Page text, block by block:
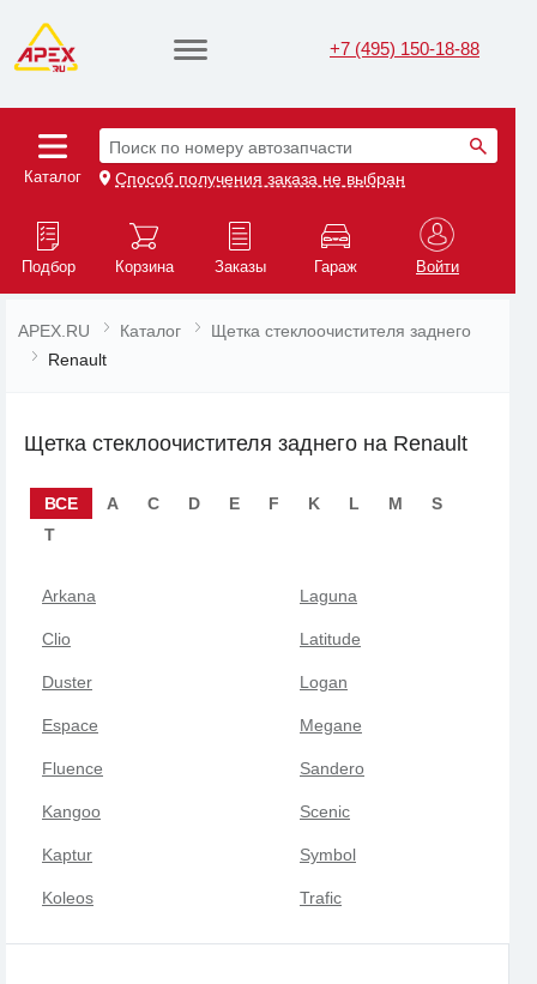
+7 (495) 150-18-88
Каталог
Поиск по номеру автозапчасти
Способ получения заказа не выбран
Подбор Корзина Заказы Гараж Войти
APEX.RU Каталог
Щетка стеклоочистителя заднего
Renault
Щетка стеклоочистителя заднего на Renault
ВСЕ A C D E F K L M
S
T
Arkana
Clio
Duster
Espace
Fluence
Kangoo
Kaptur
Koleos
Laguna
Latitude
Logan
Megane
Sandero
Scenic
Symbol
Trafic